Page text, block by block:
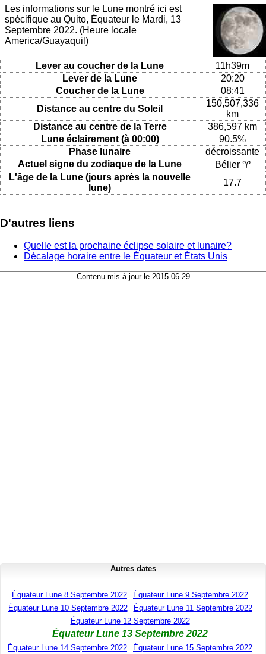
Les informations sur le Lune montré ici est
spécifique au Quito, Équateur le Mardi, 13
Septembre 2022. (Heure locale
America/Guayaquil)
Lever au coucher de la Lune
11h39m
Lever de la Lune
20:20
Coucher de la Lune
08:41
Distance au centre du Soleil
150,507,336
km
Distance au centre de la Terre
386,597 km
Lune éclairement (à 00:00)
90.5%
Phase lunaire
décroissante
Actuel signe du zodiaque de la Lune
Bélier ♈
L'âge de la Lune (jours après la nouvelle
lune)
17.7
D'autres liens
Quelle est la prochaine éclipse solaire et lunaire?
Décalage horaire entre le Équateur et États Unis
Contenu mis à jour le 2015-06-29
Autres dates
Équateur Lune 8 Septembre 2022
Équateur Lune 9 Septembre 2022
Équateur Lune 10 Septembre 2022
Équateur Lune 11 Septembre 2022
Équateur Lune 12 Septembre 2022
Équateur Lune 13 Septembre 2022
Équateur Lune 14 Septembre 2022
Équateur Lune 15 Septembre 2022